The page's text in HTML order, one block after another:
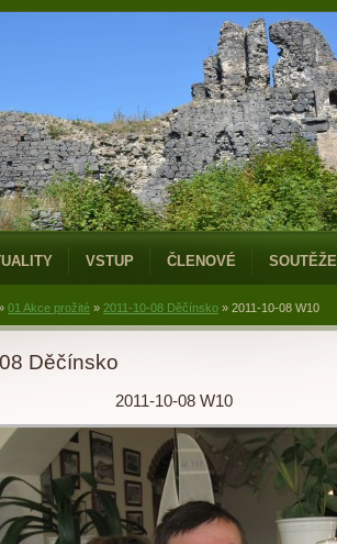
VSTUP ČLENOVÉ SOUTĚŽE
01 Akce prožité » 2011-10-08 Děčínsko » 2011-10-08 W10
Děčínsko
2011-10-08 W10